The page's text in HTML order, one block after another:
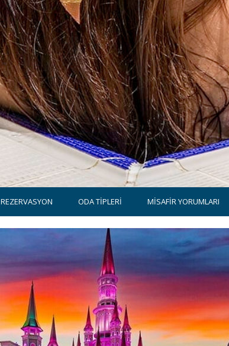
REZERVASYON ODA TİPLERİ MİSAFİR YORUMLARI